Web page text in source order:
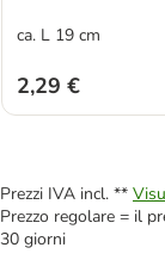
ca. L 19 cm
2,29 €
Prezzi IVA incl. **
Prezzo regolare = il
30 giorni